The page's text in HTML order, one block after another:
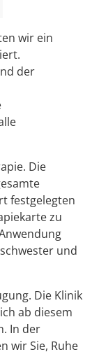
wir ein
der
Die
festgelegten
zu
und
Die Klinik
ab diesem
In der
wir Sie, Ruhe